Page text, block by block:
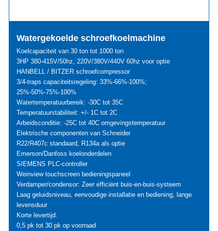
Watergekoelde schroefkoelmachine
Koelcapaciteit van 30 ton tot 1000 ton
3HP 380-415V/50hz, 220V/380V/440V 60hz voor optie
HANBELL / BITZER schroefcompressor
3/4-traps capaciteitsregeling: 33%-66%-100%;
25%-50%-75%-100%
Watertemperatuurbereik: -30C tot 35C
Temperatuurstabiliteit: +/- 1C tot 2C
Arbeidsconditie: -25C tot 40C omgevingstemperatuur
Elektrische componenten van Schneider
R22/R407c standaard, R134a als optie
Emerson/Danfoss koelonderdelen
SIEMENS PLC-controller
Weinview touchscreen bedieningspaneel
Verdamper/condensor: Zeer efficiënt buis-en-buis-systeem
Laag geluidsniveau, eenvoudige installatie en bediening, lange
levensduur
Korte levertijd:
0,5 pk tot 30 pk op voorraad